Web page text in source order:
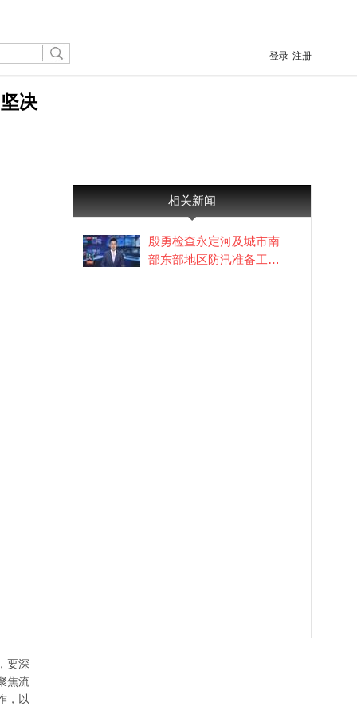
登录 注册
决
相关新闻
殷勇检查永定河及城市南
部东部地区防汛准备工作
要深
焦流
，以